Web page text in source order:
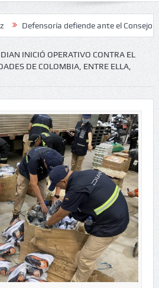
defiende ante el Consejo de
DIAN INICIÓ OPERATIVO CONTRA EL
DE COLOMBIA, ENTRE ELLA,